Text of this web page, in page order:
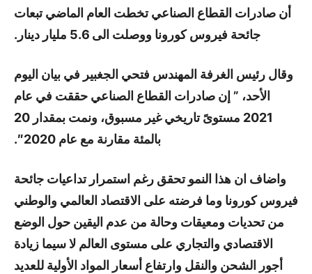
أن صادرات القطاع الصناعي تخطت العام الماضي تبعات
جائحة فيروس كورونا ووصلت الى 5.6 مليار دينار.
وقال رئيس الغرفة المهندس فتحي الجغبير في بيان اليوم
الأحد، ” إن صادرات القطاع الصناعي حققت في عام
2021 مستوىً تاريخي غير مسبوق، ونمت بمقدار 20
بالمئة مقارنة مع عام 2020″.
واضاف ان هذا النمو تحقق رغم استمرار تداعيات جائحة
فيروس كورونا وما فرضته على الاقتصاد العالمي والوطني
من تحديات ومعيقات وحالة من عدم اليقين حول الوضع
الاقتصادي والتجاري على مستوى العالم لا سيما زيادة
أجور الشحن والنقل وارتفاع أسعار المواد الأولية للعديد